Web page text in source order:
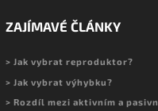
ZAJÍMAVÉ ČLÁNKY
> Jak vybrat reproduktor?
> Jak vybrat výhybku?
> Rozdíl mezi aktivním a